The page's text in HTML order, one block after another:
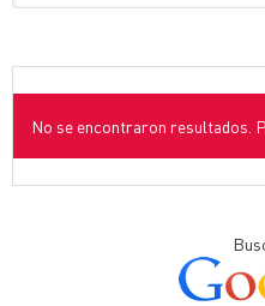
No se encontraron resultados.